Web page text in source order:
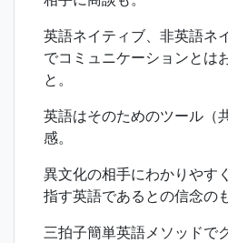
英語ネイティブ、非英語ネ
でコミュニケーションとは
と。
英語はそのためのツール（
感。
異文化の相手にわかりやす
指す英語であるとの信念の
三拍子簡単英語メソッドで